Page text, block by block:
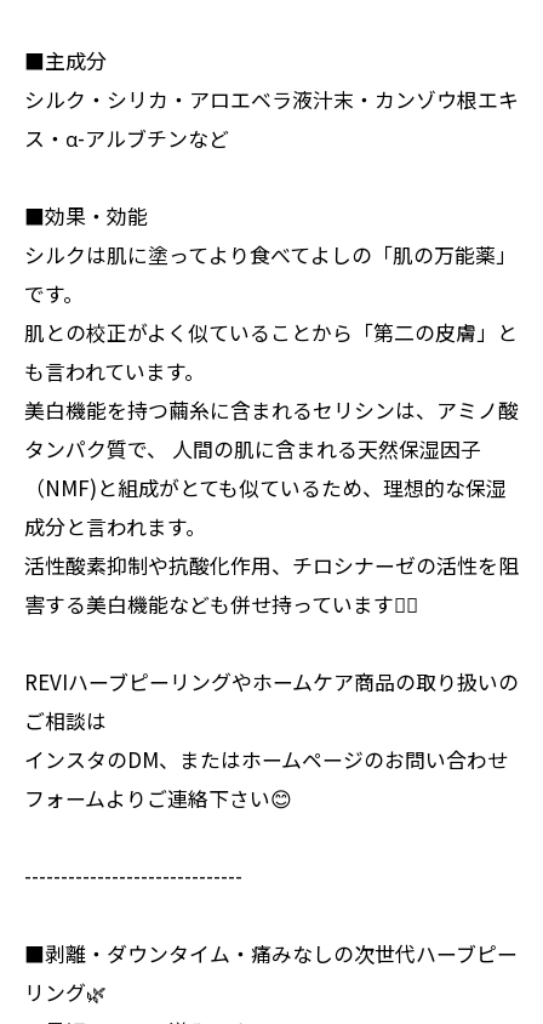
■主成分
シルク・シリカ・アロエベラ液汁末・カンゾウ根エキ
ス・α-アルブチンなど
■効果・効能
シルクは肌に塗ってより食べてよしの「肌の万能薬」
です。
肌との校正がよく似ていることから「第二の皮膚」と
も言われています。
美白機能を持つ繭糸に含まれるセリシンは、アミノ酸
タンパク質で、 人間の肌に含まれる天然保湿因子
（NMF)と組成がとても似ているため、理想的な保湿
成分と言われます。
活性酸素抑制や抗酸化作用、チロシナーゼの活性を阻
害する美白機能なども併せ持っています💆‍♀️
REVIハーブピーリングやホームケア商品の取り扱いの
ご相談は
インスタのDM、またはホームページのお問い合わせ
フォームよりご連絡下さい😊
------------------------------
■剥離・ダウンタイム・痛みなしの次世代ハーブピー
リング🌿